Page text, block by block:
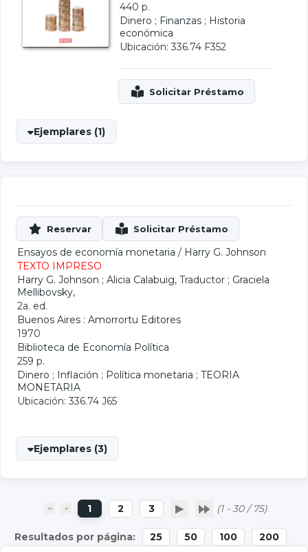
440 p.
Dinero ; Finanzas ; Historia
económica
Ubicación: 336.74 F352
Ejemplares (1)
Ensayos de economía monetaria / Harry G. Johnson
TEXTO IMPRESO
Harry G. Johnson ; Alicia Calabuig, Traductor ; Graciela
Mellibovsky,
2a. ed.
Buenos Aires : Amorrortu Editores
1970
Biblioteca de Economía Política
259 p.
Dinero ; Inflación ; Política monetaria ; TEORIA
MONETARIA
Ubicación: 336.74 J65
Ejemplares (3)
1 2 3 (1 - 30 / 75)
25 50 100 200